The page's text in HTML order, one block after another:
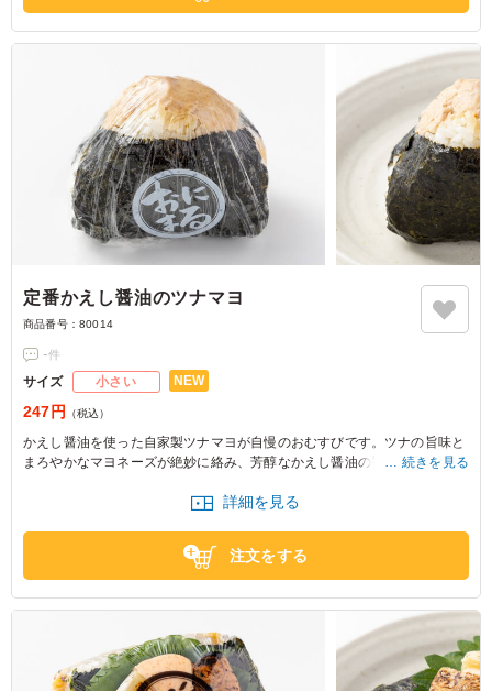
定番かえし醤油のツナマヨ
商品番号： 80014
-件
サイズ 小さい NEW
247円 （税込）
かえし醤油を使った自家製ツナマヨが自慢のおむすびです。ツナの旨味と
まろやかなマヨネーズが絶妙に絡み、芳醇なかえし醤油の香りが引き立ち
してはお問い合わせください。
続きを見る
詳細を見る
注文をする